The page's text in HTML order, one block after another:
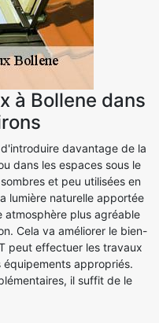
à Bollene dans
davantage de la
dans les espaces sous le
et peu utilisées en
lumière naturelle apportée
atmosphère plus agréable
Cela va améliorer le bien-
peut effectuer les travaux
appropriés.
il suffit de le